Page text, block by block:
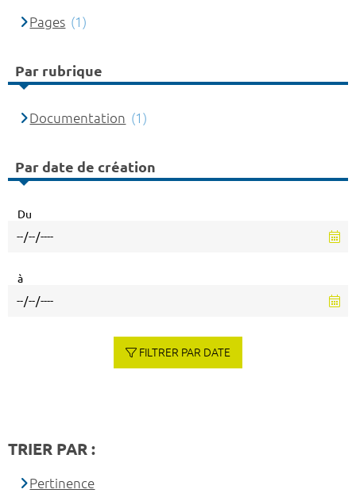
Pages (1)
Par rubrique
Documentation (1)
Par date de création
Du
à
FILTRER PAR DATE
TRIER PAR :
Pertinence